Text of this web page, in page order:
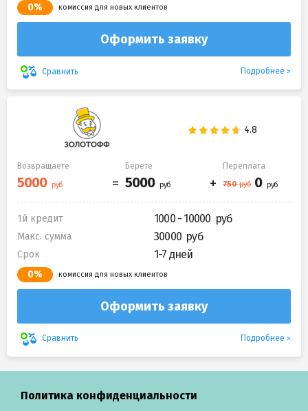
0% комиссия для новых клиентов
Оформить заявку
Сравнить Подробнее
Возвращаете Берете Переплата
1й кредит 1000 - 10000
Макс. сумма 30000
Срок 1-7 дней
0% комиссия для новых клиентов
Оформить заявку
Сравнить Подробнее
Политика конфиденциальности